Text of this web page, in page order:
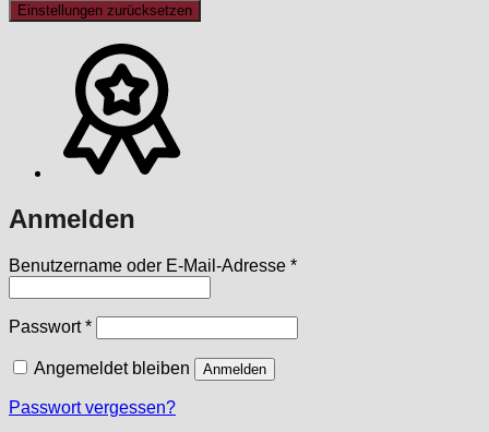
Einstellungen zurücksetzen
Anmelden
Benutzername oder E-Mail-Adresse *Erforderlich
Passwort*Erforderlich
Angemeldet bleiben Anmelden
Passwort vergessen?